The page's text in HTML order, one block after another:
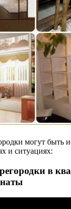
могут быть
и ситуациях:
в